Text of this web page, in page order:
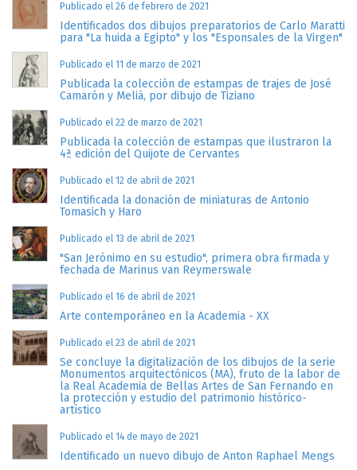
Publicado el 26 de febrero de 2021
Identificados dos dibujos preparatorios de Carlo Maratti
para "La huida a Egipto" y los "Esponsales de la Virgen"
Publicado el 11 de marzo de 2021
Publicada la colección de estampas de trajes de José
Camarón y Meliá, por dibujo de Tiziano
Publicado el 22 de marzo de 2021
Publicada la colección de estampas que ilustraron la
4ª edición del Quijote de Cervantes
Publicado el 12 de abril de 2021
Identificada la donación de miniaturas de Antonio
Tomasich y Haro
Publicado el 13 de abril de 2021
"San Jerónimo en su estudio", primera obra firmada y
fechada de Marinus van Reymerswale
Publicado el 16 de abril de 2021
Arte contemporáneo en la Academia - XX
Publicado el 23 de abril de 2021
Se concluye la digitalización de los dibujos de la serie
Monumentos arquitectónicos (MA), fruto de la labor de
la Real Academia de Bellas Artes de San Fernando en
la protección y estudio del patrimonio histórico-
artístico
Publicado el 14 de mayo de 2021
Identificado un nuevo dibujo de Anton Raphael Mengs